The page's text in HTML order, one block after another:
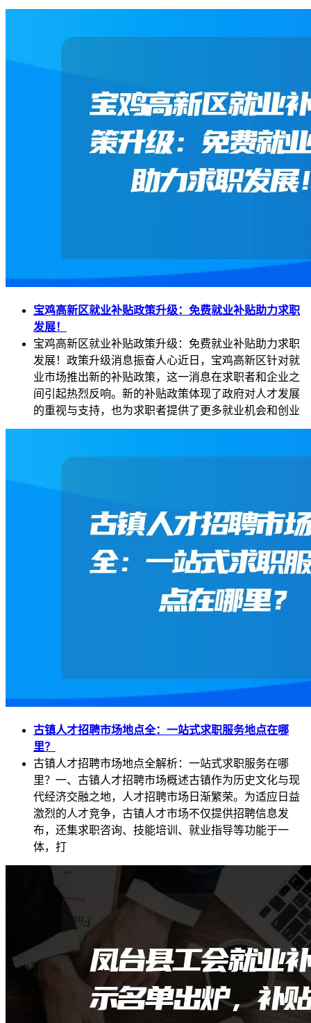
宝鸡高新区就业补贴政策升级：免费就业补贴助力求职
发展！
宝鸡高新区就业补贴政策升级：免费就业补贴助力求职
发展！政策升级消息振奋人心近日，宝鸡高新区针对就
业市场推出新的补贴政策，这一消息在求职者和企业之
间引起热烈反响。新的补贴政策体现了政府对人才发展
的重视与支持，也为求职者提供了更多就业机会和创业
古镇人才招聘市场地点全：一站式求职服务地点在哪
里？
古镇人才招聘市场地点全解析：一站式求职服务在哪
里？一、古镇人才招聘市场概述古镇作为历史文化与现
代经济交融之地，人才招聘市场日渐繁荣。为适应日益
激烈的人才竞争，古镇人才市场不仅提供招聘信息发
布，还集求职咨询、技能培训、就业指导等功能于一
体，打